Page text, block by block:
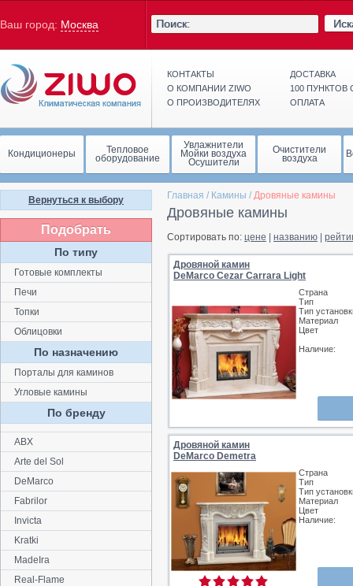
Ваш город: Москва
КОНТАКТЫ
О КОМПАНИИ ZIWO
О ПРОИЗВОДИТЕЛЯХ
ДОСТАВКА
100
ОПЛАТА
Кондиционеры Тепловое
оборудование
Увлажнители
Мойки воздуха
Осушители
Очистители
воздуха
Главная / Камины / Дровяные камины
Дровяные камины
Сортировать по: цене названию
Дровяной камин
DeMarco Cezar Carrara Light
Страна
Тип
Тип
Материал
Цвет
Наличие:
Дровяной камин
DeMarco Demetra
Страна
Тип
Тип
Материал
Цвет
Наличие:
Вернуться к выбору
Подобрать
По типу
Готовые комплекты
Печи
Топки
Облицовки
По назначению
Порталы для каминов
Угловые камины
По бренду
ABX
Arte del Sol
DeMarco
Fabrilor
Invicta
Kratki
MadeIra
Real-Flame